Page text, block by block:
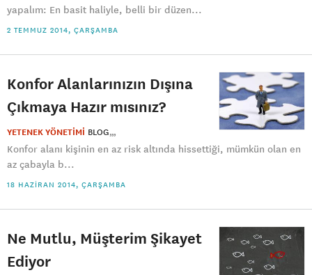
yapalım: En basit haliyle, belli bir düzen...
2 TEMMUZ 2014, ÇARŞAMBA
Konfor Alanlarınızın Dışına
Çıkmaya Hazır mısınız?
YETENEK YÖNETİMİ BLOG
Konfor alanı kişinin en az risk altında hissettiği, mümkün olan en
az çabayla b...
18 HAZIRAN 2014, ÇARŞAMBA
Ne Mutlu, Müşterim Şikayet
Ediyor